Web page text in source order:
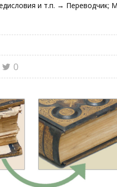
и т.п. → Переводчик;
0